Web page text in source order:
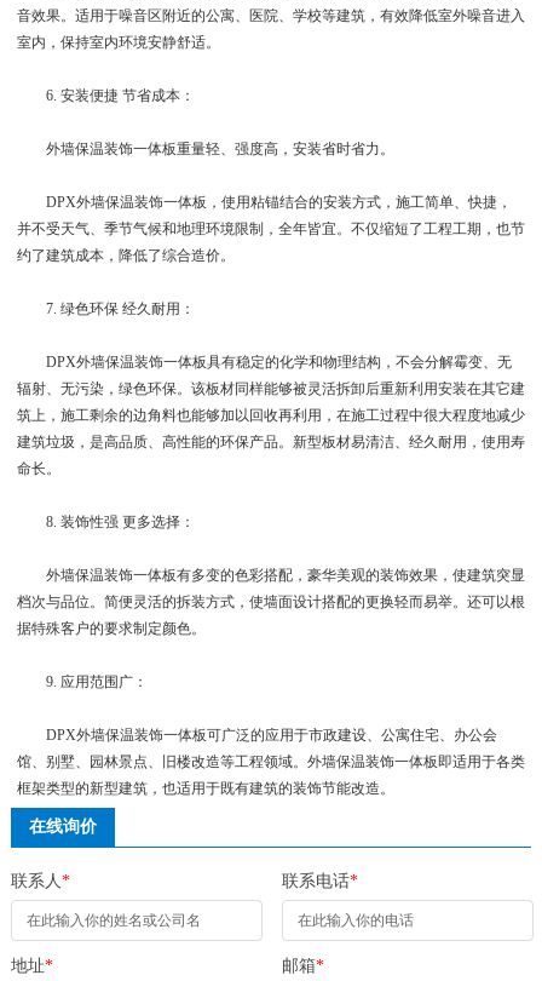
音效果。适用于噪音区附近的公寓、医院、学校等建筑，有效降低室外噪音进入
室内，保持室内环境安静舒适。
6. 安装便捷 节省成本：
外墙保温装饰一体板重量轻、强度高，安装省时省力。
DPX外墙保温装饰一体板，使用粘锚结合的安装方式，施工简单、快捷，
并不受天气、季节气候和地理环境限制，全年皆宜。不仅缩短了工程工期，也节
约了建筑成本，降低了综合造价。
7. 绿色环保 经久耐用：
DPX外墙保温装饰一体板具有稳定的化学和物理结构，不会分解霉变、无
辐射、无污染，绿色环保。该板材同样能够被灵活拆卸后重新利用安装在其它建
筑上，施工剩余的边角料也能够加以回收再利用，在施工过程中很大程度地减少
建筑垃圾，是高品质、高性能的环保产品。新型板材易清洁、经久耐用，使用寿
命长。
8. 装饰性强 更多选择：
外墙保温装饰一体板有多变的色彩搭配，豪华美观的装饰效果，使建筑突显
档次与品位。简便灵活的拆装方式，使墙面设计搭配的更换轻而易举。还可以根
据特殊客户的要求制定颜色。
9. 应用范围广：
DPX外墙保温装饰一体板可广泛的应用于市政建设、公寓住宅、办公会
馆、别墅、园林景点、旧楼改造等工程领域。外墙保温装饰一体板即适用于各类
框架类型的新型建筑，也适用于既有建筑的装饰节能改造。
在线询价
联系人* 联系电话*
地址* 邮箱*